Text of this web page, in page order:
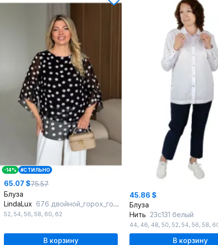
-14% #СТИЛЬНО
65.07 $75.57
Блуза
LindaLux 676 двойной_горох_горох_черный
52, 54, 56, 58, 60, 62
В корзину
45.86 $
Блуза
Нить 23с131 белый
44, 46, 48, 50, 52, 54, 56, 58,
В корзину